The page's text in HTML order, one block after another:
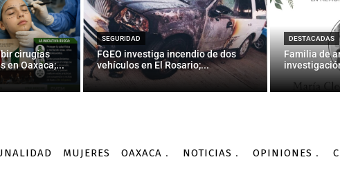
cirugías
en Oaxaca;...
SEGURIDAD
FGEO investiga incendio de dos
vehículos en El Rosario;...
DESTACADAS
Familia de
MUJERES OAXACA NOTICIAS OPINIONES
reformas
Por AGENCIA INFORMATIVA CONACYT - 07/09/2016